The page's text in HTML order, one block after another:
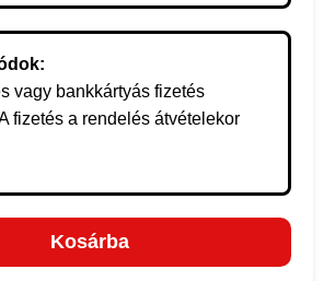
vagy bankkártyás fizetés
fizetés a rendelés átvételekor
Kosárba